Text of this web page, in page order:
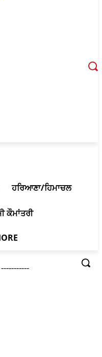
ਹਰਿਆਣਾ/ਹਿਮਾਚਲ
ਕੌਮਾਂਤਰੀ